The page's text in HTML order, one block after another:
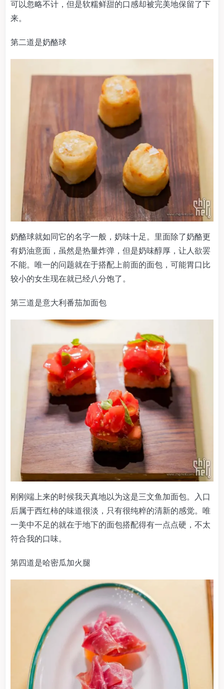
可以忽略不计，但是软糯鲜甜的口感却被完美地保留了下
来。
第二道是奶酪球
奶酪球就如同它的名字一般，奶味十足。里面除了奶酪更
有奶油意面，虽然是热量炸弹，但是奶味醇厚，让人欲罢
不能。唯一的问题就在于搭配上前面的面包，可能胃口比
较小的女生现在就已经八分饱了。
第三道是意大利番茄加面包
刚刚端上来的时候我天真地以为这是三文鱼加面包。入口
后属于西红柿的味道很淡，只有很纯粹的清新的感觉。唯
一美中不足的就在于地下的面包搭配得有一点点硬，不太
符合我的口味。
第四道是哈密瓜加火腿